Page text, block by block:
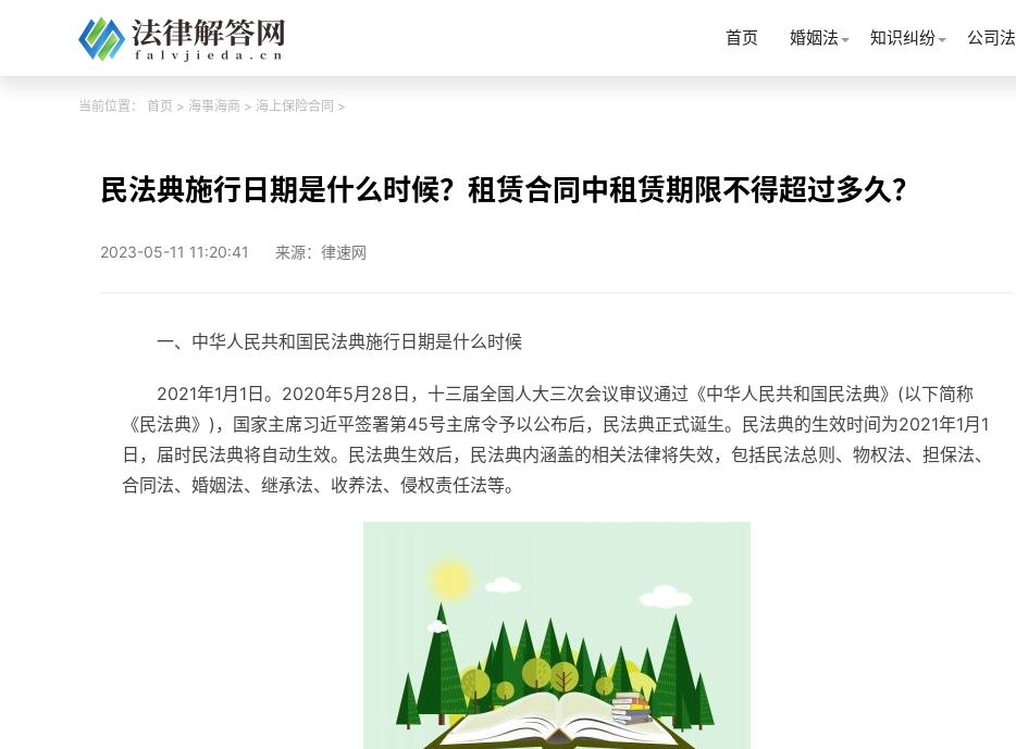
首页 婚姻法 知识纠纷 公司法
当前位置： 首页 > 海事海商 > 海上保险合同 >
民法典施行日期是什么时候？租赁合同中租赁期限不得超过多久？
2023-05-11 11:20:41 来源：律速网
一、中华人民共和国民法典施行日期是什么时候
2021年1月1日。2020年5月28日，十三届全国人大三次会议审议通过《中华人民共和国民法典》(以下简称
《民法典》)，国家主席习近平签署第45号主席令予以公布后，民法典正式诞生。民法典的生效时间为2021年1月1
日，届时民法典将自动生效。民法典生效后，民法典内涵盖的相关法律将失效，包括民法总则、物权法、担保法、
合同法、婚姻法、继承法、收养法、侵权责任法等。